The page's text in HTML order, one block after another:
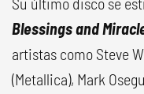
Blessings and
artistas como Steve
(Metallica), Mark